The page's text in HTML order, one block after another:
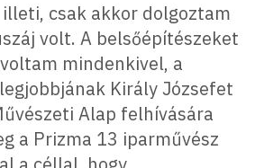
csak akkor dolgoztam
volt. A belsőépítészeket
mindenkivel, a
Király Józsefet
Alap felhívására
a Prizma 13 iparművész